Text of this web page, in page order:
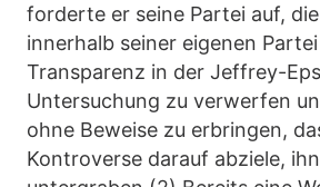
forderte er seine Partei auf,
innerhalb seiner eigenen
Transparenz in der Jeffrey-
Untersuchung zu verwerfen
ohne Beweise zu erbringen,
Kontroverse darauf abziele,